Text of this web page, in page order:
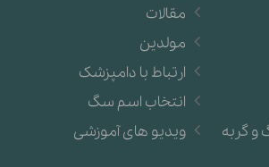
مقالات
مولدین
ارتباط با دامپزشک
انتخاب اسم سگ
ویدیو های آموزشی
و گربه